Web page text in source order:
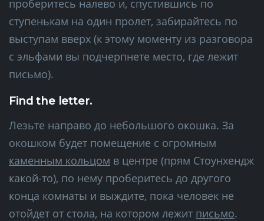
проберитесь налево и, спустившись по
ступенькам на один пролет, забирайтесь по
выступам вверх (к этому моменту из разговора
с эльфами вы подчерпнете место, где лежит
письмо).
Find the letter.
Лезьте направо до небольшого окошка. За
окошком будет помещение с огромным
каменным кольцом в центре (прям Стоунхендж
какой-то), по нему проберитесь до другого
конца комнаты и выждите, пока человек не
отойдет от стола, на котором лежит письмо.